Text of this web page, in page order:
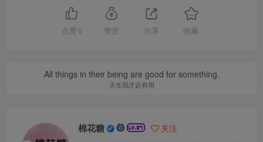
点赞 0 赞赏 分享 收藏
All things in their being are good for something.
天生我才必有用
棉花糖 关注